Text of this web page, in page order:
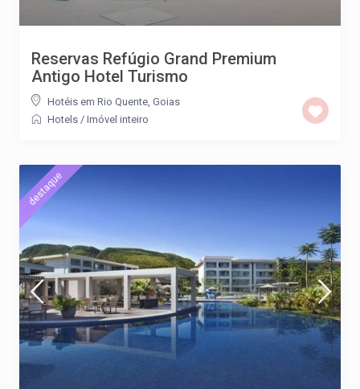
Reservas Refúgio Grand Premium
Antigo Hotel Turismo
Hotéis em Rio Quente, Goias
Hotels / Imóvel inteiro
destaque